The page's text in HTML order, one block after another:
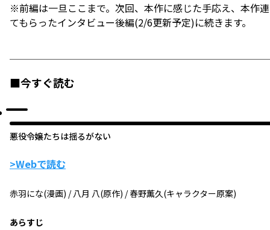
※前編は一旦ここまで。次回、本作に感じた手応え、本作
てもらったインタビュー後編(2/6更新予定)に続きます。
■今すぐ読む
悪役令嬢たちは揺るがない
>Webで読む
赤羽にな(漫画) / 八月 八(原作) / 春野薫久(キャラクター原案)
あらすじ